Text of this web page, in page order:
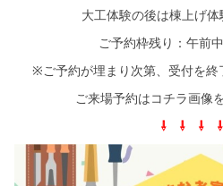
モデルハウス検索・見学予約
シミュレー ション
コラボ情報
家づくりの知識
大工体験の後は棟上げ体
ご予約枠残り：午前
※ご予約が埋まり次第、受付を終
ご来場予約はコチラ画像
⇩ ⇩ ⇩